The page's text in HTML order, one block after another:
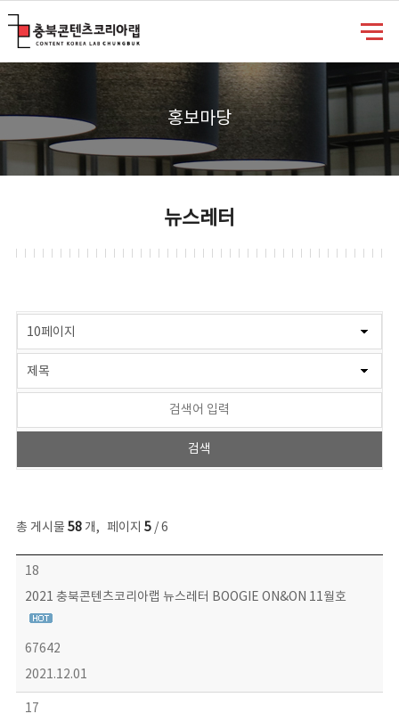
홍보마당
뉴스레터
총 게시물 58개, 페이지 5/ 6
뉴스레터 목록 - 번호, 제목, 작성자, 파일, 조회수, 작성일 정보 제공
18
2021 충북콘텐츠코리아랩 뉴스레터 BOOGIE ON&ON 11월호
67642
2021.12.01
17